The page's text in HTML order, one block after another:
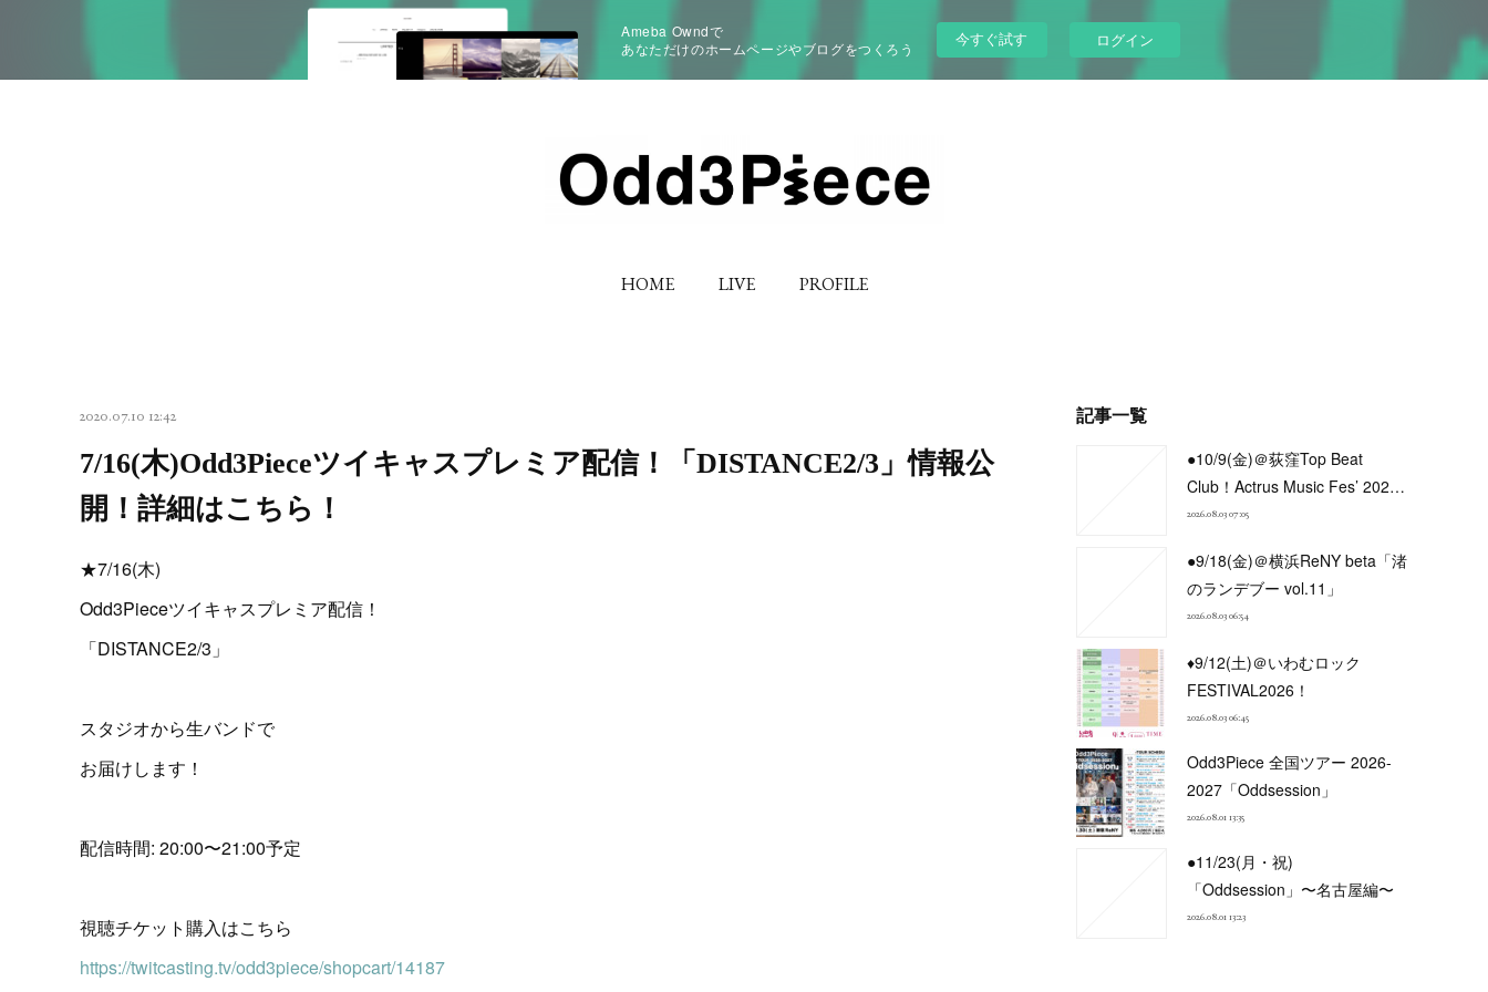
Ameba Owndで
あなただけのホームページやブログをつくろう
今すぐ試す ログイン
HOME LIVE PROFILE
2020.07.10 12:42
7/16(木)Odd3Pieceツイキャスプレミア配信！「DISTANCE2/3」情報公
開！詳細はこちら！
★7/16(木)
Odd3Pieceツイキャスプレミア配信！
「DISTANCE2/3」
スタジオから生バンドで
お届けします！
配信時間: 20:00〜21:00予定
視聴チケット購入はこちら
https://twitcasting.tv/odd3piece/shopcart/14187
記事一覧
●10/9(金)＠荻窪Top Beat
Club！Actrus Music Fes’ 202…
2026.08.03 07:05
●9/18(金)＠横浜ReNY beta「渚
のランデブー vol.11」
2026.08.03 06:54
♦9/12(土)＠いわむロック
FESTIVAL2026！
2026.08.03 06:45
Odd3Piece 全国ツアー 2026-
2027「Oddsession」
2026.08.01 13:35
●11/23(月・祝)
「Oddsession」〜名古屋編〜
2026.08.01 13:23